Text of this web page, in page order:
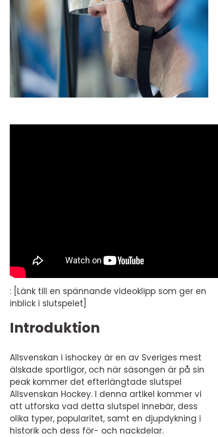
: [Länk till en spännande videoklipp som ger en
inblick i slutspelet]
Introduktion
Allsvenskan i ishockey är en av Sveriges mest
älskade sportligor, och när säsongen är på sin
peak kommer det efterlängtade slutspel
Allsvenskan Hockey. I denna artikel kommer vi
att utforska vad detta slutspel innebär, dess
olika typer, popularitet, samt en djupdykning i
historik och dess för- och nackdelar.